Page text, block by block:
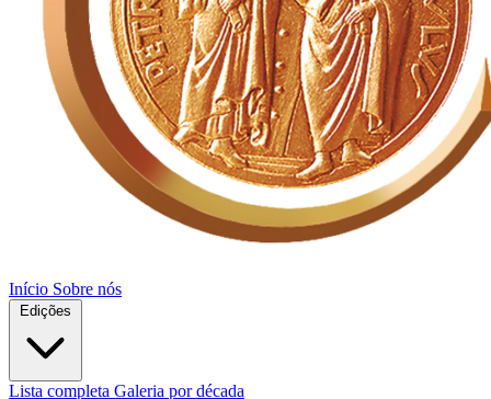
Início Sobre nós
Edições
Lista completa Galeria por década